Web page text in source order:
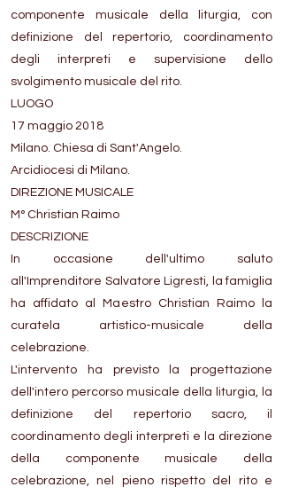
componente musicale della liturgia, con
definizione del repertorio, coordinamento
degli interpreti e supervisione dello
svolgimento musicale del rito.
LUOGO
17 maggio 2018
Milano. Chiesa di Sant'Angelo.
Arcidiocesi di Milano.
DIREZIONE MUSICALE
M° Christian Raimo
DESCRIZIONE
In occasione dell'ultimo saluto
all'Imprenditore Salvatore Ligresti, la famiglia
ha affidato al Maestro Christian Raimo la
curatela artistico-musicale della
celebrazione.
L'intervento ha previsto la progettazione
dell'intero percorso musicale della liturgia, la
definizione del repertorio sacro, il
coordinamento degli interpreti e la direzione
della componente musicale della
celebrazione, nel pieno rispetto del rito e